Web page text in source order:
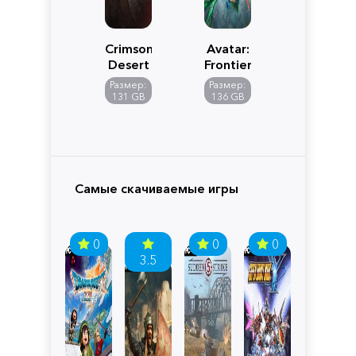
Crimson
Desert
Размер:
131 GB
Avatar:
Frontiers
of
Pandora
Размер:
136 GB
Самые скачиваемые игры
0
3.5
0 0